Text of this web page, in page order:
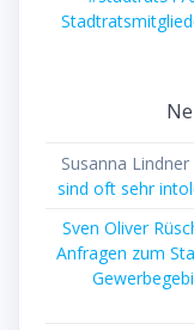
Susanna Lindner
sind oft sehr
Sven Oliver
Anfragen zum